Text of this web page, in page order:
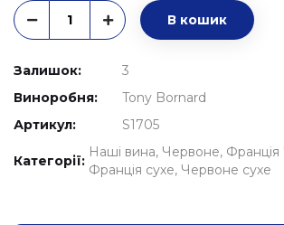
В кошик
Залишок:
3
Виноробня:
Tony Bornard
Артикул:
S1705
Категорії:
Наші вина Червоне
Франція сухе Червоне сухе